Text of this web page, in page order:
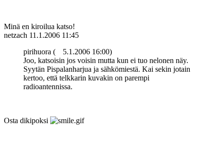
Minä en kiroilua katso!
netzach 11.1.2006 11:45
pirihuora (
5.1.2006 16:00)
Joo, katsoisin jos voisin mutta kun ei tuo nelonen näy.
Syytän Pispalanharjua ja sähkömiestä. Kai sekin jotain
kertoo, että telkkarin kuvakin on parempi
radioantennissa.
Osta dikipoksi